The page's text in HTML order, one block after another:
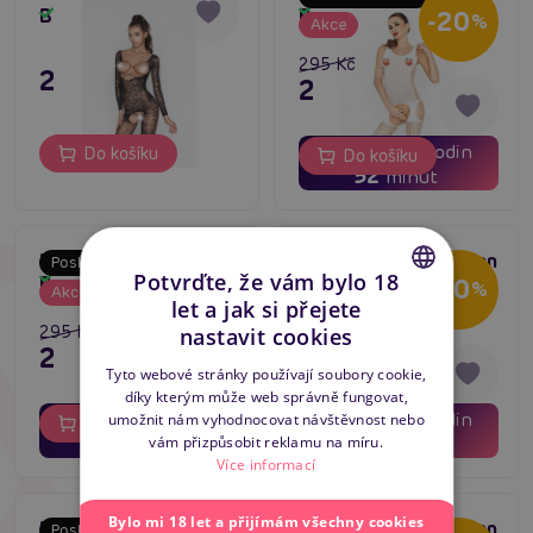
BS031 černá
Skladem
295 Kč
Do košíku
Akce
-20%
02 dní 16 hodin
52 minut
BS029 bílý
Skladem
295 Kč
236 Kč
Do košíku
Poslední šance
Akce
-20%
02 dní 16 hodin
minut
Bodystocking Passion
BS024 bílý
Skladem
295 Kč
236 Kč
Do košíku
Poslední šance
Akce
-20%
02 dní 16 hodin
52
Bodystocking Passion
BS022 bílý
Skladem
295 Kč
Do košíku
ENGLISH
Potvrďte, že vám bylo 18
let a jak si přejete
nastavit cookies
Tyto webové stránky používají soubory cookie,
díky kterým může web správně fungovat,
umožnit nám vyhodnocovat návštěvnost nebo
vám přizpůsobit reklamu na míru.
Více informací
Bylo mi 18 let a přijímám všechny cookies